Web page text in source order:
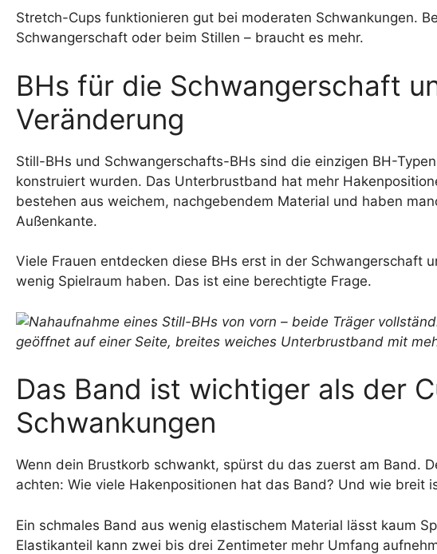
Stretch-Cups funktionieren gut bei moderaten Schwankungen.
Schwangerschaft oder beim Stillen – braucht es mehr.
BHs für die Schwangerschaft
Veränderung
Still-BHs und Schwangerschafts-BHs sind die einzigen BH-
konstruiert wurden. Das Unterbrustband hat mehr
bestehen aus weichem, nachgebendem Material und haben
Außenkante.
Viele Frauen entdecken diese BHs erst in der Schwangerschaft
wenig Spielraum haben. Das ist eine berechtigte Frage.
Das Band ist wichtiger als der
Schwankungen
Wenn dein Brustkorb schwankt, spürst du das zuerst am Band.
achten: Wie viele Hakenpositionen hat das Band? Und wie breit
Ein schmales Band aus wenig elastischem Material lässt kaum
Elastikanteil kann zwei bis drei Zentimeter mehr Umfang